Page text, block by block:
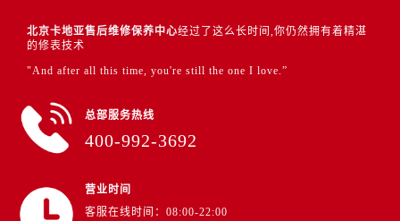
北京卡地亚售后维修保养中心经过了这么长时间,你仍然拥有着精湛
的修表技术
"And after all this time, you're still the one I love.”
总部服务热线
400-992-3692
营业时间
客服在线时间：08:00-22:00